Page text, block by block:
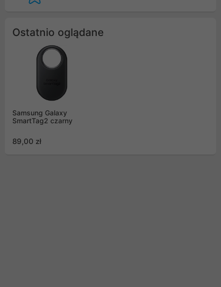
Ostatnio oglądane
Samsung Galaxy
SmartTag2 czarny
89,00 zł